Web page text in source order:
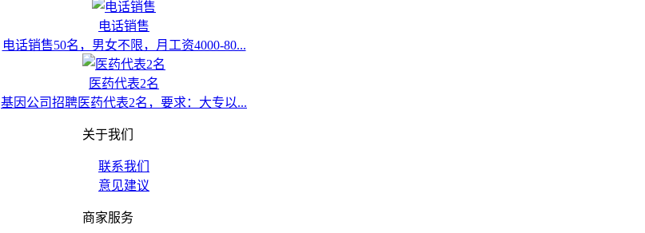
电话销售
电话销售50名，男女不限，月工资4000-80...
医药代表2名
基因公司招聘医药代表2名，要求：大专以...
关于我们
联系我们
意见建议
商家服务